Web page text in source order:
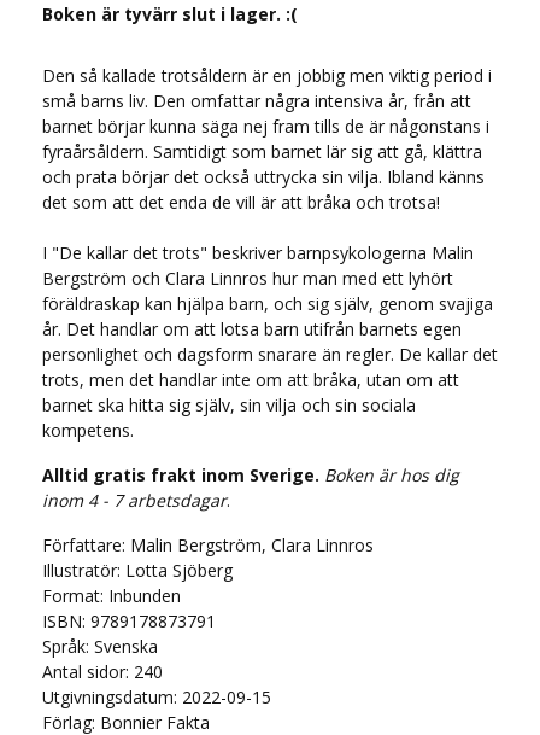
Boken är tyvärr slut i lager. :(
Den så kallade trotsåldern är en jobbig men viktig period i
små barns liv. Den omfattar några intensiva år, från att
barnet börjar kunna säga nej fram tills de är någonstans i
fyraårsåldern. Samtidigt som barnet lär sig att gå, klättra
och prata börjar det också uttrycka sin vilja. Ibland känns
det som att det enda de vill är att bråka och trotsa!
I "De kallar det trots" beskriver barnpsykologerna Malin
Bergström och Clara Linnros hur man med ett lyhört
föräldraskap kan hjälpa barn, och sig själv, genom svajiga
år. Det handlar om att lotsa barn utifrån barnets egen
personlighet och dagsform snarare än regler. De kallar det
trots, men det handlar inte om att bråka, utan om att
barnet ska hitta sig själv, sin vilja och sin sociala
kompetens.
Alltid gratis frakt inom Sverige. Boken är hos dig
inom 4 - 7 arbetsdagar.
Författare: Malin Bergström, Clara Linnros
Illustratör: Lotta Sjöberg
Format: Inbunden
ISBN: 9789178873791
Språk: Svenska
Antal sidor: 240
Utgivningsdatum: 2022-09-15
Förlag: Bonnier Fakta